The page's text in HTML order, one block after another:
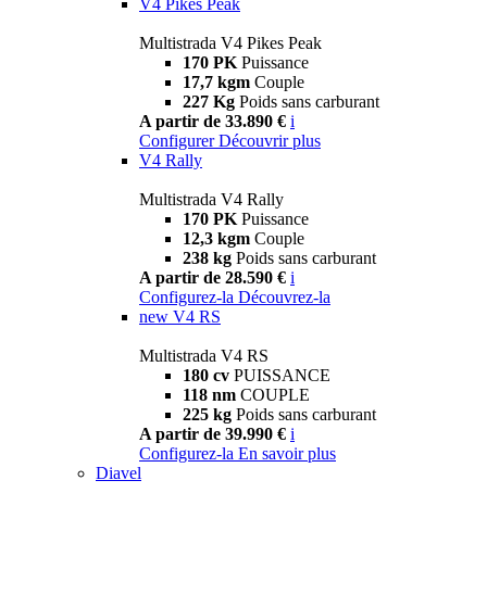
Multistrada V4 Pikes Peak
170 PK Puissance
17,7 kgm Couple
227 Kg Poids sans carburant
A partir de 33.890 € i
Configurer Découvrir plus
V4 Rally
Multistrada V4 Rally
170 PK Puissance
12,3 kgm Couple
238 kg Poids sans carburant
A partir de 28.590 € i
Configurez-la Découvrez-la
new V4 RS
Multistrada V4 RS
180 cv PUISSANCE
118 nm COUPLE
225 kg Poids sans carburant
A partir de 39.990 € i
Configurez-la En savoir plus
Diavel